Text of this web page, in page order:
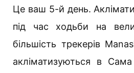
Це ваш 5-й день.
під час ходьби на
більшість трекерів
акліматизуються в